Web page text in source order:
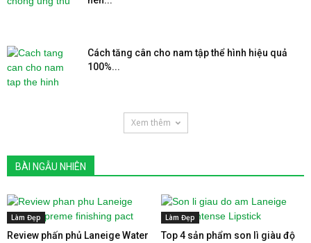
Cách tăng cân cho nam tập thể hình hiệu quả
100%...
Xem thêm
BÀI NGẪU NHIÊN
Làm Đẹp
Review phấn phủ Laneige Water
Làm Đẹp
Top 4 sản phẩm son lì giàu độ